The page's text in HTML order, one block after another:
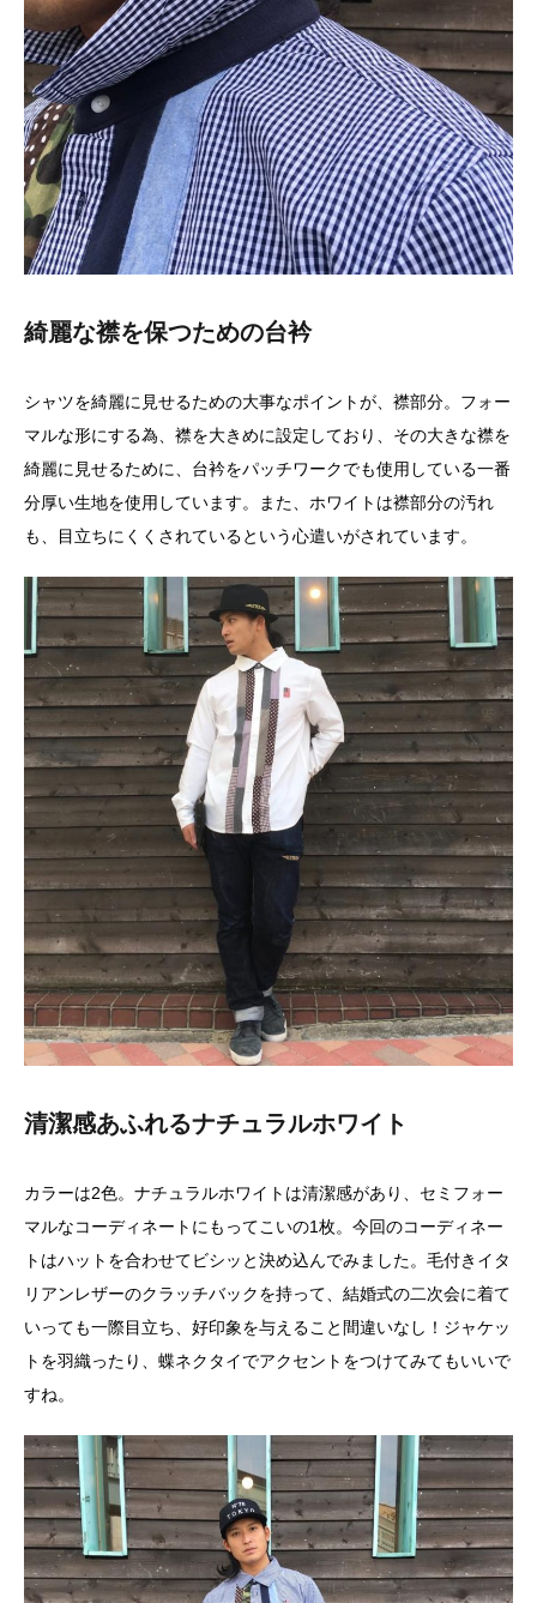
綺麗な襟を保つための台衿
シャツを綺麗に見せるための大事なポイントが、襟部分。フォー
マルな形にする為、襟を大きめに設定しており、その大きな襟を
綺麗に見せるために、台衿をパッチワークでも使用している一番
分厚い生地を使用しています。また、ホワイトは襟部分の汚れ
も、目立ちにくくされているという心遣いがされています。
清潔感あふれるナチュラルホワイト
カラーは2色。ナチュラルホワイトは清潔感があり、セミフォー
マルなコーディネートにもってこいの1枚。今回のコーディネー
トはハットを合わせてビシッと決め込んでみました。毛付きイタ
リアンレザーのクラッチバックを持って、結婚式の二次会に着て
いっても一際目立ち、好印象を与えること間違いなし！ジャケッ
トを羽織ったり、蝶ネクタイでアクセントをつけてみてもいいで
すね。